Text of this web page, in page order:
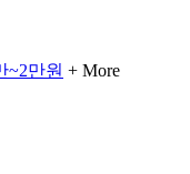
~2만원 + More